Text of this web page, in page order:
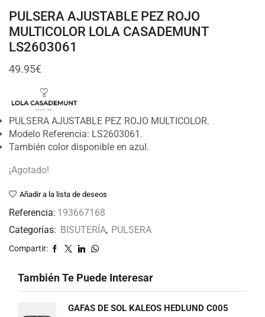
PULSERA AJUSTABLE PEZ ROJO
MULTICOLOR LOLA CASADEMUNT
LS2603061
49.95€
PULSERA AJUSTABLE PEZ ROJO MULTICOLOR.
Modelo Referencia: LS2603061.
También color disponible en azul.
¡Agotado!
Añadir a la lista de deseos
Referencia: 193667168
Categorías: BISUTERÍA, PULSERA
Compartir:
También Te Puede Interesar
GAFAS DE SOL KALEOS HEDLUND C005